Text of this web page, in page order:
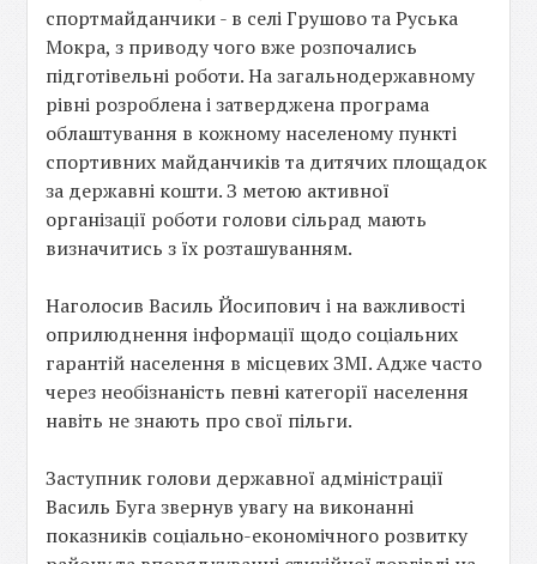
спортмайданчики - в селі Грушово та Руська
Мокра, з приводу чого вже розпочались
підготівельні роботи. На загальнодержавному
рівні розроблена і затверджена програма
облаштування в кожному населеному пункті
спортивних майданчиків та дитячих площадок
за державні кошти. З метою активної
організації роботи голови сільрад мають
визначитись з їх розташуванням.
Наголосив Василь Йосипович і на важливості
оприлюднення інформації щодо соціальних
гарантій населення в місцевих ЗМІ. Адже часто
через необізнаність певні категорії населення
навіть не знають про свої пільги.
Заступник голови державної адміністрації
Василь Буга звернув увагу на виконанні
показників соціально-економічного розвитку